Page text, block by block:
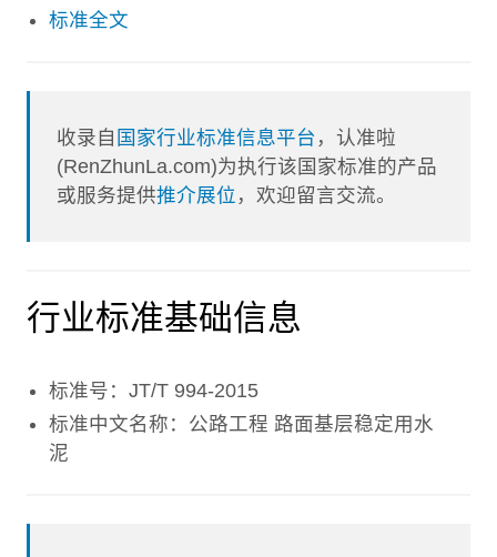
标准全文
收录自 国家行业标准信息平台 ，认准啦
(RenZhunLa.com)为执行该国家标准的产品
或服务提供推介展位 ，欢迎留言交流。
行业标准基础信息
标准号：JT/T 994-2015
标准中文名称：公路工程 路面基层稳定用水
泥